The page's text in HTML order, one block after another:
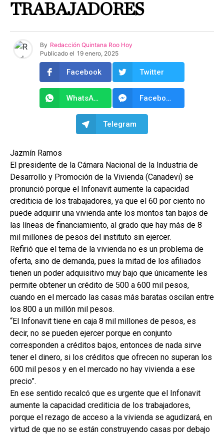
TRABAJADORES
By Redacción Quintana Roo Hoy
Publicado el 19 enero, 2025
Facebook Twitter
WhatsApp Facebook Messenger
Telegram
Jazmín Ramos
El presidente de la Cámara Nacional de la Industria de
Desarrollo y Promoción de la Vivienda (Canadevi) se
pronunció porque el Infonavit aumente la capacidad
crediticia de los trabajadores, ya que el 60 por ciento no
puede adquirir una vivienda ante los montos tan bajos de
las líneas de financiamiento, al grado que hay más de 8
mil millones de pesos del instituto sin ejercer.
Refirió que el tema de la vivienda no es un problema de
oferta, sino de demanda, pues la mitad de los afiliados
tienen un poder adquisitivo muy bajo que únicamente les
permite obtener un crédito de 500 a 600 mil pesos,
cuando en el mercado las casas más baratas oscilan entre
los 800 a un millón mil pesos.
“El Infonavit tiene en caja 8 mil millones de pesos, es
decir, no se pueden ejercer porque en conjunto
corresponden a créditos bajos, entonces de nada sirve
tener el dinero, si los créditos que ofrecen no superan los
600 mil pesos y en el mercado no hay vivienda a ese
precio”.
En ese sentido recalcó que es urgente que el Infonavit
aumente la capacidad crediticia de los trabajadores,
porque el rezago de acceso a la vivienda se agudizará, en
virtud de que no se están construyendo casas por debajo